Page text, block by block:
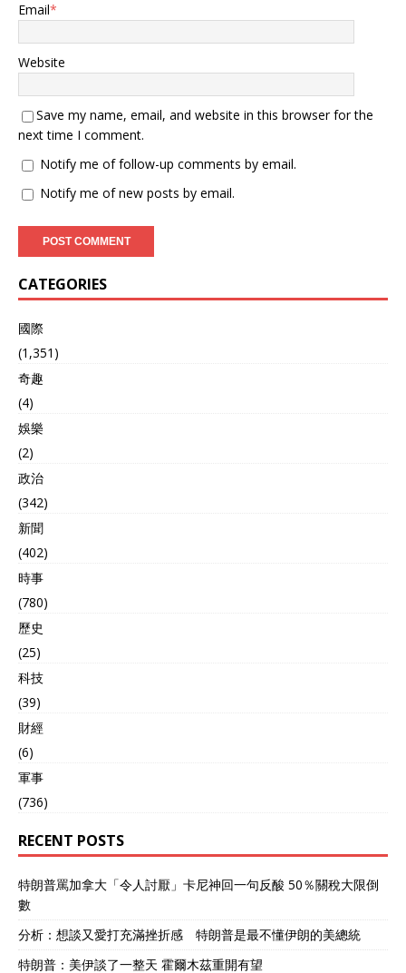
Email*
Website
Save my name, email, and website in this browser for the
next time I comment.
Notify me of follow-up comments by email.
Notify me of new posts by email.
CATEGORIES
國際
(1,351)
奇趣
(4)
娛樂
(2)
政治
(342)
新聞
(402)
時事
(780)
歷史
(25)
科技
(39)
財經
(6)
軍事
(736)
RECENT POSTS
特朗普罵加拿大「令人討厭」卡尼神回一句反酸 50％關稅大限倒
數
分析：想談又愛打充滿挫折感 特朗普是最不懂伊朗的美總統
特朗普：美伊談了一整天 霍爾木茲重開有望